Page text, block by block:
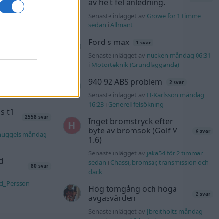
tisdag
t1
2558 svar
måndag
80 svar
av helt fel anledning.
Senaste inlägget av Growe för 1 timme
sedan i Allmänt
Ford s max 1 svar
Senaste inlägget av nucken måndag 06:31
i Motorteknik (Grundläggande)
940 92 ABS problem 2 svar
Senaste inlägget av H-Karlsson måndag
16:23i Generell felsökning
Inget bromstryck efter
byte av bromsok (Golf V
1.6)
6 svar
Senaste inlägget av jaka54 för 2 timmar
sedan i Chassi, bromsar, transmission och
däck
Hög tomgång och höga
avgasvärden
2 svar
Senaste inlägget av Jbreitholtz måndag